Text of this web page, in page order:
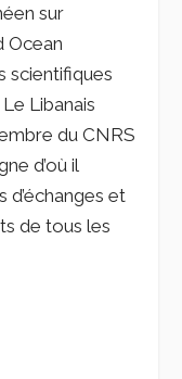
sur
Ocean
scientifiques
Libanais
du CNRS
d’où il
et
de tous les